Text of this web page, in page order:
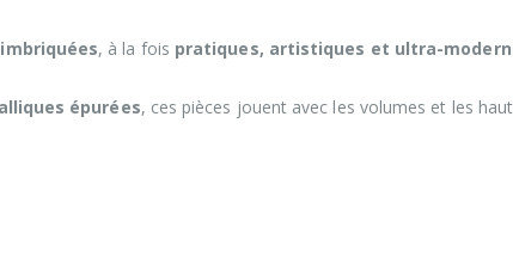
, à la fois pratiques, artistiques et ultra-
épurées, ces pièces jouent avec les volumes et les